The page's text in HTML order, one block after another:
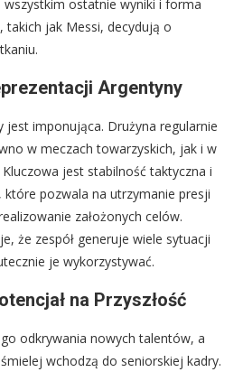
wszystkim ostatnie wyniki i forma
takich jak Messi, decydują o
Argentyny
jest imponująca. Drużyna regularnie
w meczach towarzyskich, jak i w
jest stabilność taktyczna i
które pozwala na utrzymanie presji
założonych celów.
że zespół generuje wiele sytuacji
je wykorzystywać.
na Przyszłość
odkrywania nowych talentów, a
wchodzą do seniorskiej kadry.